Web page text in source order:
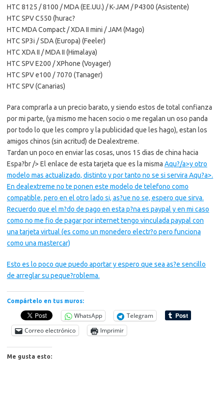
HTC 8125 / 8100 / MDA (EE.UU.) / K-JAM / P4300 (Asistente)
HTC SPV C550 (hurac?
HTC MDA Compact / XDA II mini / JAM (Mago)
HTC SP3i / SDA (Europa) (Feeler)
HTC XDA II / MDA II (Himalaya)
HTC SPV E200 / XPhone (Voyager)
HTC SPV e100 / 7070 (Tanager)
HTC SPV (Canarias)
Para comprarla a un precio barato, y siendo estos de total confianza
por mi parte, (ya mismo me hacen socio o me regalan un oso panda
por todo lo que les compro y la publicidad que les hago), estan los
amigos chinos (sin acritud) de Dealextreme.
Tardan un poco en enviar las cosas, unos 15 dias de china hacia
Espa?br /> El enlace de esta tarjeta que es la misma Aqu?/a>y otro
modelo mas actualizado, distinto y por tanto no se si servira Aqu?a>.
En dealextreme no te ponen este modelo de telefono como
compatible, pero en el otro lado si, as?ue no se, espero que sirva.
Recuerdo que el m?do de pago en esta p?na es paypal y en mi caso
como no me fio de pagar por internet tengo vinculada paypal con
una tarjeta virtual (es como un monedero electr?o pero funciona
como una mastercar)
Esto es lo poco que puedo aportar y espero que sea as?e sencillo
de arreglar su peque?roblema.
Compártelo en tus muros:
WhatsApp
Telegram
Correo electrónico
Imprimir
Me gusta esto: